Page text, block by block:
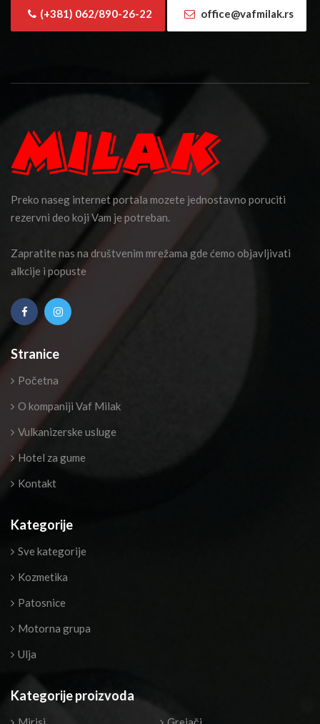
(+381) 062/890-26-22 office@vafmilak.rs
Preko naseg internet portala mozete jednostavno poruciti
rezervni deo koji Vam je potreban.
Zapratite nas na društvenim mrežama gde ćemo objavljivati
alkcije i popuste
Stranice
Početna
O kompaniji Vaf Milak
Vulkanizerske usluge
Hotel za gume
Kontakt
Kategorije
Sve kategorije
Kozmetika
Patosnice
Motorna grupa
Ulja
Kategorije proizvoda